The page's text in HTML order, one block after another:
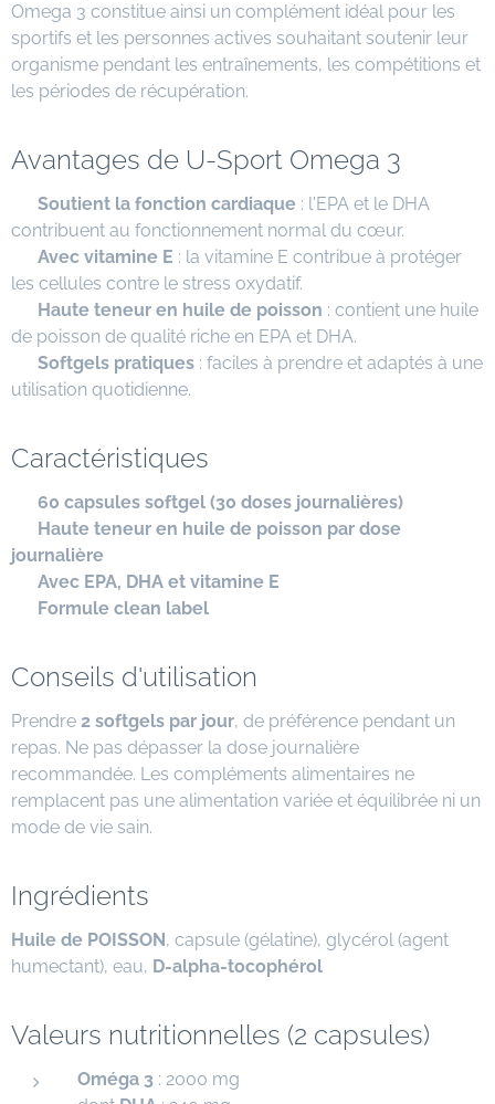
Omega 3 constitue ainsi un complément idéal pour les
sportifs et les personnes actives souhaitant soutenir leur
organisme pendant les entraînements, les compétitions et
les périodes de récupération.
Avantages de U-Sport Omega 3
Soutient la fonction cardiaque : l'EPA et le DHA
contribuent au fonctionnement normal du cœur.
Avec vitamine E : la vitamine E contribue à protéger
les cellules contre le stress oxydatif.
Haute teneur en huile de poisson : contient une huile
de poisson de qualité riche en EPA et DHA.
Softgels pratiques : faciles à prendre et adaptés à une
utilisation quotidienne.
Caractéristiques
60 capsules softgel (30 doses journalières)
Haute teneur en huile de poisson par dose
journalière
Avec EPA, DHA et vitamine E
Formule clean label
Conseils d'utilisation
Prendre 2 softgels par jour, de préférence pendant un
repas. Ne pas dépasser la dose journalière
recommandée. Les compléments alimentaires ne
remplacent pas une alimentation variée et équilibrée ni un
mode de vie sain.
Ingrédients
Huile de POISSON, capsule (gélatine), glycérol (agent
humectant), eau, D-alpha-tocophérol
Valeurs nutritionnelles (2 capsules)
Oméga 3 : 2000 mg